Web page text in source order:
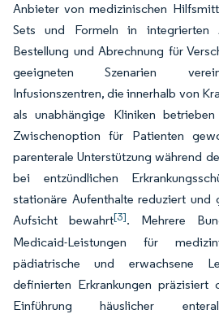
Anbieter von medizinischen
Sets und Formeln in integrierten
Bestellung und Abrechnung für
geeigneten Szenarien
Infusionszentren, die innerhalb von
als unabhängige Kliniken
Zwischenoption für Patienten
parenterale Unterstützung während
bei entzündlichen
stationäre Aufenthalte reduziert und
Aufsicht bewahrt[3]. Mehrere
Medicaid-Leistungen für
pädiatrische und erwachsene
definierten Erkrankungen
Einführung häuslicher